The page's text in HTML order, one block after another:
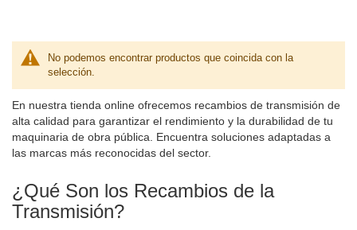
No podemos encontrar productos que coincida con la
selección.
En nuestra tienda online ofrecemos recambios de transmisión de
alta calidad para garantizar el rendimiento y la durabilidad de tu
maquinaria de obra pública. Encuentra soluciones adaptadas a
las marcas más reconocidas del sector.
¿Qué Son los Recambios de la
Transmisión?